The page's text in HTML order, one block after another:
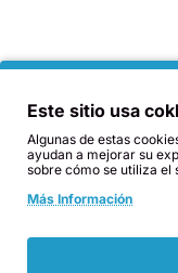
Productos
Este sitio usa
Algunas de estas
ayudan a mejorar su
sobre cómo se utiliza el
Más Información